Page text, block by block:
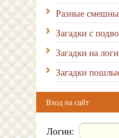
Разные
Загадки с
Загадки на
Загадки
Вход на сайт
Логин: